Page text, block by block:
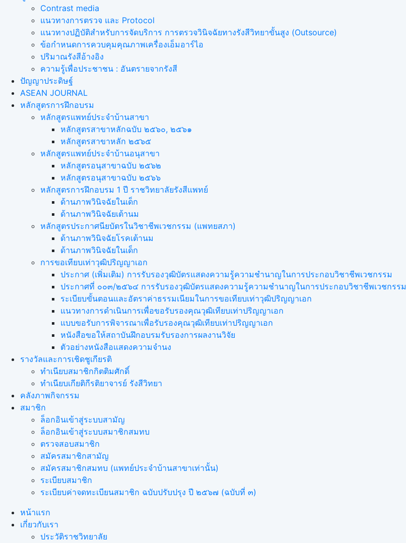
Contrast media
แนวทางการตรวจ และ Protocol
แนวทางปฏิบัติสำหรับการจัดบริการ การตรวจวินิจฉัยทางรังสีวิทยาขั้นสูง (Outsource)
ข้อกำหนดการควบคุมคุณภาพเครื่องเอ็มอาร์ไอ
ปริมาณรังสีอ้างอิง
ความรู้เพื่อประชาชน : อันตรายจากรังสี
ปัญญาประดิษฐ์
ASEAN JOURNAL
หลักสูตรการฝึกอบรม
หลักสูตรแพทย์ประจำบ้านสาขา
หลักสูตรสาขาหลักฉบับ ๒๕๖๐, ๒๕๖๑
หลักสูตรสาขาหลัก ๒๕๖๕
หลักสูตรแพทย์ประจำบ้านอนุสาขา
หลักสูตรอนุสาขาฉบับ ๒๕๖๒
หลักสูตรอนุสาขาฉบับ ๒๕๖๖
หลักสูตรการฝึกอบรม 1 ปี ราชวิทยาลัยรังสีแพทย์
ด้านภาพวินิจฉัยในเด็ก
ด้านภาพวินิจฉัยเต้านม
หลักสูตรประกาศนียบัตรในวิชาชีพเวชกรรม (แพทยสภา)
ด้านภาพวินิจฉัยโรคเต้านม
ด้านภาพวินิจฉัยในเด็ก
การขอเทียบเท่า​วุฒิปริญญา​เอก
ประกาศ (เพิ่มเติม) การรับรองวุฒิบัตรแสดงความรู้ความชำนาญในการประกอบวิชาชีพเวชกรรม
ประกาศที่ ๐๐๓/๒๕๖๔ การรับรองวุฒิบัตรแสดงความรู้ความชำนาญในการประกอบวิชาชีพเวชกรรม
ระเบียบขั้นตอนและอัตราค่าธรรมเนียมในการขอเทียบเท่าวุฒิปริญญาเอก
แนวทางการดำเนินการเพื่อขอรับรองคุณวุฒิเทียบเท่าปริญญาเอก
แบบขอรับการพิจารณาเพื่อรับรองคุณวุฒิเทียบเท่าปริญญาเอก
หนังสือขอให้สถาบันฝึกอบรมรับรองการผลงานวิจัย
ตัวอย่างหนังสือแสดงความจำนง
รางวัลและการเชิดชูเกียรติ
ทำเนียบสมาชิกกิตติมศักดิ์
ทำเนียบเกียติกีรติยาจารย์ รังสีวิทยา
คลังภาพกิจกรรม
สมาชิก
ล็อกอินเข้าสู่ระบบสามัญ
ล็อกอินเข้าสู่ระบบสมาชิกสมทบ
ตรวจสอบสมาชิก
สมัครสมาชิกสามัญ
สมัครสมาชิกสมทบ (แพทย์ประจำบ้านสาขาเท่านั้น)
ระเบียบสมาชิก
ระเบียบค่าจดทะเบียนสมาชิก ฉบับปรับปรุง ปี ๒๕๖๗ (ฉบับที่ ๓)
หน้าแรก
เกี่ยวกับเรา
ประวัติราชวิทยาลัย